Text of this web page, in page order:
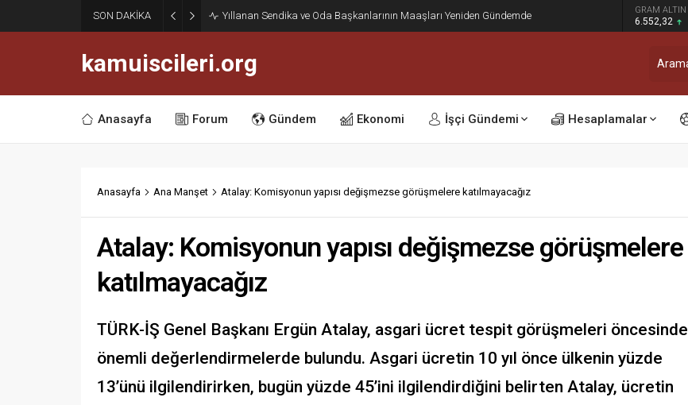
SON DAKİKA
Haziran Enflasyonu Açıklandı: Ocak ve Temmuz Zam Dönemi Olan Kamu
İşçilerine Yüzde 13,76 Zam Kesinleşti
GRAM ALTIN
6.552,32
kamuiscileri.org
Anasayfa Forum Gündem Ekonomi İşçi Gündemi Hesaplamalar
Anasayfa Ana Manşet Atalay: Komisyonun yapısı değişmezse görüşmelere katılmayacağız
Atalay: Komisyonun yapısı değişmezse görüşmelere
katılmayacağız
TÜRK-İŞ Genel Başkanı Ergün Atalay, asgari ücret tespit görüşmeleri öncesinde
önemli değerlendirmelerde bulundu. Asgari ücretin 10 yıl önce ülkenin yüzde
13’ünü ilgilendirirken, bugün yüzde 45’ini ilgilendirdiğini belirten Atalay, ücretin